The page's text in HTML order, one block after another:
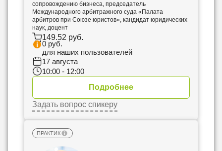
сопровождению бизнеса, председатель
Международного арбитражного суда «Палата
арбитров при Союзе юристов», кандидат юридических
наук, доцент
149.52 руб.
0 руб.
для наших пользователей
17 августа
10:00 - 12:00
Подробнее
Задать вопрос спикеру
ПРАКТИК